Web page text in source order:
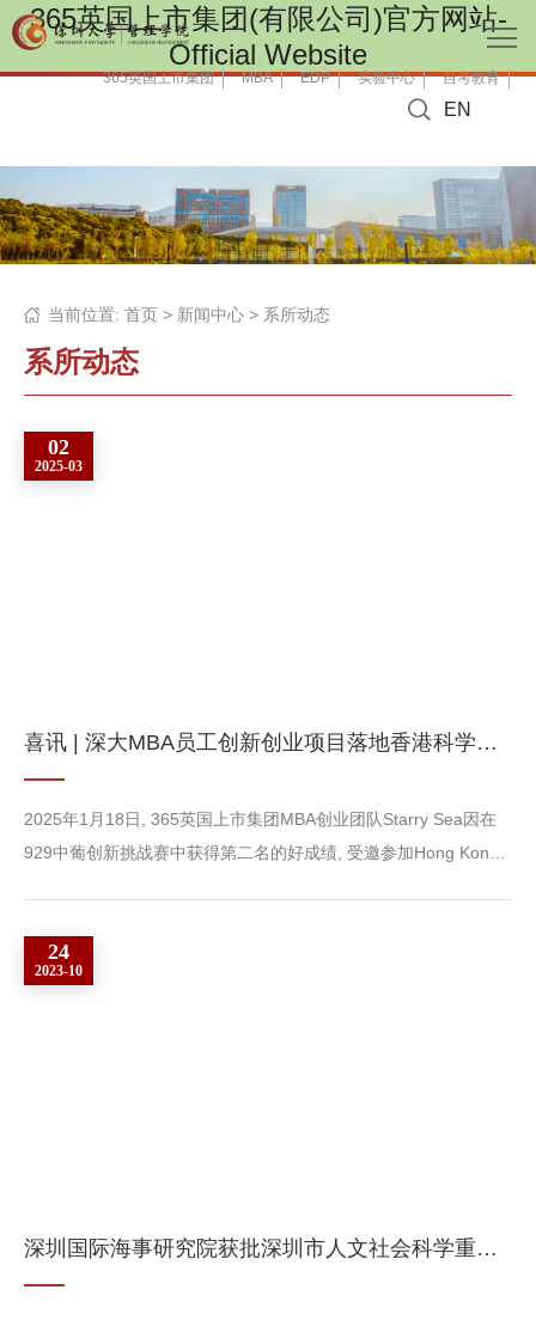
365英国上市集团(有限公司)官方网站-
Official Website
EN
365英国上市集团 MBA EDP 实验中心 自考教育
当前位置: 首页 > 新闻中心 > 系所动态
系所动态
02
2025-03
​喜讯 | 深大MBA员工创新创业项目落地香港科学园 获得10万元港币奖金
2025年1月18日, 365英国上市集团MBA创业团队Starry Sea因在
929中葡创新挑战赛中获得第二名的好成绩, 受邀参加Hong Kong
肖春来、张颖、许铭杰六名同学组成。此次团队的参赛项目为低空
经济eVTOL电机, 紧扣比赛Green Tech的主题, 积极响应国家号
24
2023-10
深圳国际海事研究院获批深圳市人文社会科学重点研究基地